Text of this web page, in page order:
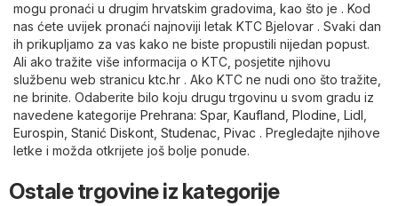
mogu pronaći u drugim hrvatskim gradovima, kao što je . Kod
nas ćete uvijek pronaći najnoviji letak KTC Bjelovar . Svaki dan
ih prikupljamo za vas kako ne biste propustili nijedan popust.
Ali ako tražite više informacija o KTC, posjetite njihovu
službenu web stranicu ktc.hr . Ako KTC ne nudi ono što tražite,
ne brinite. Odaberite bilo koju drugu trgovinu u svom gradu iz
navedene kategorije Prehrana: Spar, Kaufland, Plodine, Lidl,
Eurospin, Stanić Diskont, Studenac, Pivac . Pregledajte njihove
letke i možda otkrijete još bolje ponude.
Ostale trgovine iz kategorije